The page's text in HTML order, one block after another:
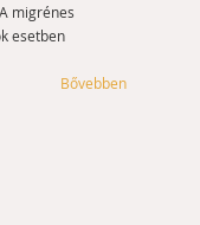
migrénes
esetben
Bővebben